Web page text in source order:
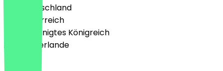
🇩🇪 Deutschland
🇦🇹 Österreich
🇬🇧 Vereinigtes Königreich
🇳🇱 Niederlande